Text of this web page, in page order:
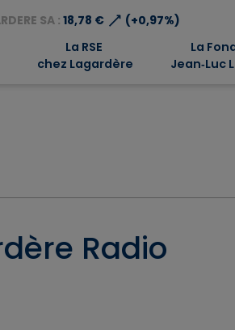
SA : 18,78 €⟶ (+0,97%)
La RSE
chez Lagardère
La
Jean‑Luc
Radio